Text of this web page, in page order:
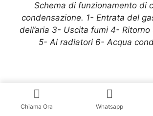
Schema di funzionamento di
condensazione. 1- Entrata del
dell’aria 3- Uscita fumi 4-
5- Ai radiatori 6- Acqua
Assistenza Ferroli Coppedè
:
della termoidraulica, specializzata
Chiama Ora Whatsapp